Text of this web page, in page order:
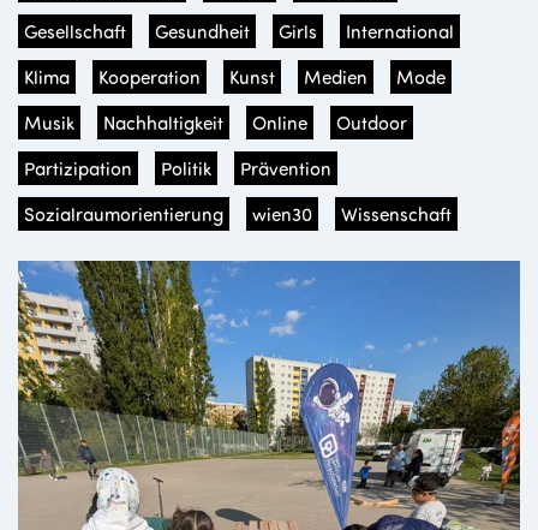
Gesellschaft
Gesundheit Girls
International
Klima
Kooperation Kunst Medien
Mode
Musik
Nachhaltigkeit Online
Outdoor
Partizipation
Politik
Prävention
Sozialraumorientierung
wien30 Wissenschaft